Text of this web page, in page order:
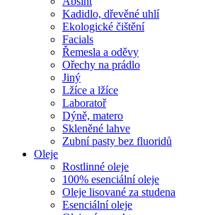
Kadidlo, dřevěné uhlí
Ekologické čištění
Facials
Řemesla a oděvy
Ořechy na prádlo
Jiný
Lžíce a lžíce
Laboratoř
Dýně, matero
Skleněné lahve
Zubní pasty bez fluoridů
Oleje
Rostlinné oleje
100% esenciální oleje
Oleje lisované za studena
Esenciální oleje